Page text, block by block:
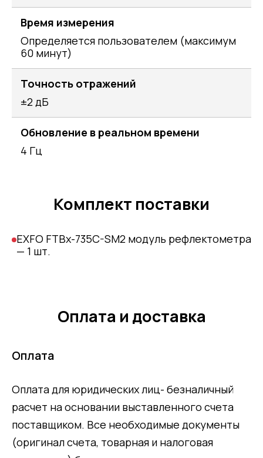
Время измерения
Определяется пользователем (максимум
60 минут)
Точность отражений
±2 дБ
Обновление в реальном времени
4 Гц
Комплект поставки
EXFO FTBx-735C-SM2 модуль рефлектометра
— 1 шт.
Оплата и доставка
Оплата
Оплата для юридических лиц- безналичный
расчет на основании выставленного счета
поставщиком. Все необходимые документы
(оригинал счета, товарная и налоговая